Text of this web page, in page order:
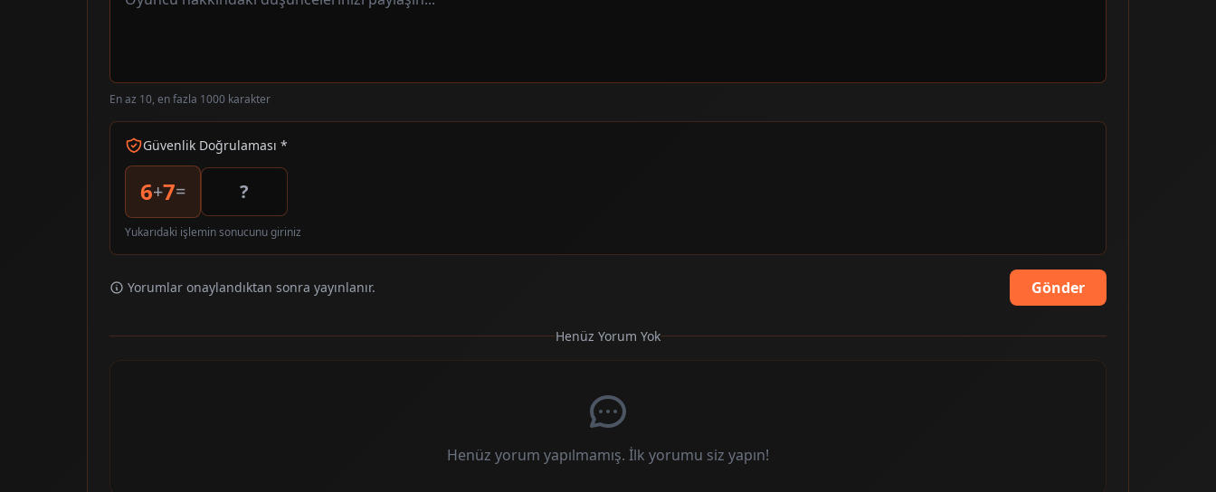
En az 10, en fazla 1000 karakter
Güvenlik Doğrulaması *
6+7=
Yukarıdaki işlemin sonucunu giriniz
Yorumlar onaylandıktan sonra yayınlanır. Gönder
Henüz Yorum Yok
Henüz yorum yapılmamış. İlk yorumu siz yapın!